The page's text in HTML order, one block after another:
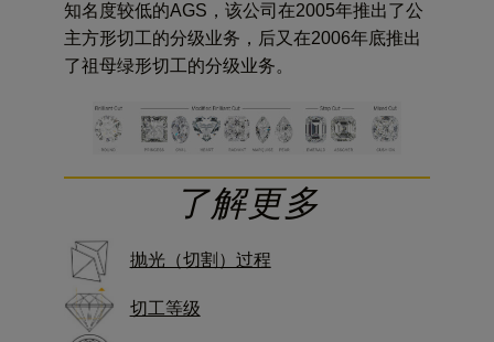
知名度较低的AGS，该公司在2005年推出了公
主方形切工的分级业务，后又在2006年底推出
了祖母绿形切工的分级业务。
了解更多
抛光（切割）过程
切工等级